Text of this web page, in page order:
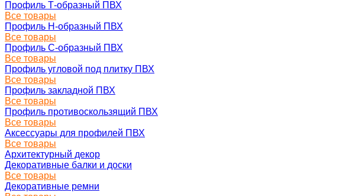
Профиль Т-образный ПВХ
Все товары
Профиль H-образный ПВХ
Все товары
Профиль C-образный ПВХ
Все товары
Профиль угловой под плитку ПВХ
Все товары
Профиль закладной ПВХ
Все товары
Профиль противоскользящий ПВХ
Все товары
Аксессуары для профилей ПВХ
Все товары
Архитектурный декор
Декоративные балки и доски
Все товары
Декоративные ремни